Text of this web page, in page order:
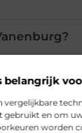
belangrijk
vergelijkbare
gebruikt en om
worden
Auditorium?